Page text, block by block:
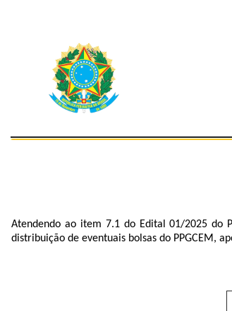
Atendendo ao item 7.1 do Edital 01/2025 do
distribuição de eventuais bolsas do PPGCEM,